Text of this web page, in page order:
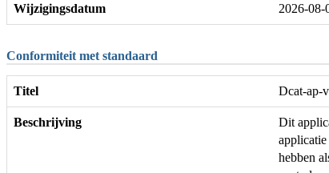
Wijzigingsdatum 2026-08-
Conformiteit met standaard
Titel Dcat-ap-
Beschrijving
Dit
hebben